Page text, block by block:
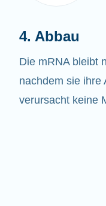
4. Abbau
Die mRNA bleibt
nachdem sie ihre
verursacht keine